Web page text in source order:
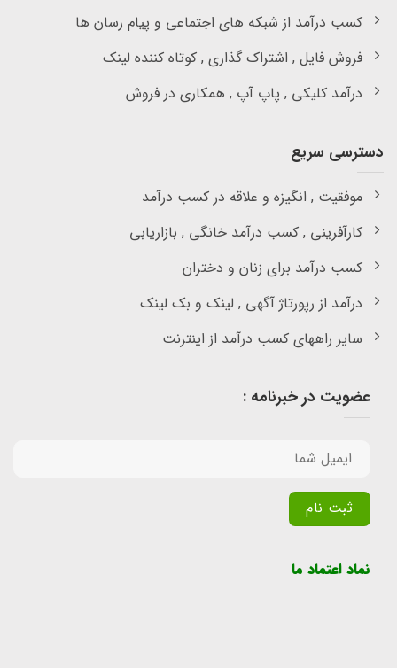
کسب درآمد از شبکه های اجتماعی و پیام رسان ها
فروش فایل , اشتراک گذاری , کوتاه کننده لینک
درآمد کلیکی , پاپ آپ , همکاری در فروش
دسترسی سریع
موفقیت , انگیزه و علاقه در کسب درآمد
کارآفرینی , کسب درآمد خانگی , بازاریابی
کسب درآمد برای زنان و دختران
درآمد از رپورتاژ آگهی , لینک و بک لینک
سایر راههای کسب درآمد از اینترنت
عضویت در خبرنامه :
نماد اعتماد ما